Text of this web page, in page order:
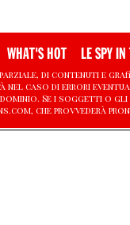
WHAT'S HOT LE SPY IN
di contenuti e
nel caso di errori
dominio. Se i soggetti
che provvederà